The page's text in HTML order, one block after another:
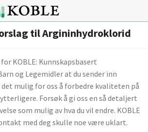
til Argininhydroklorid
KOBLE: Kunnskapsbasert
og Legemidler at du sender inn
mulig for oss å forbedre kvaliteten på
Forsøk å gi oss en så detaljert
som mulig av hva du vil endre. KOBLE
med deg skulle noe være uklart.